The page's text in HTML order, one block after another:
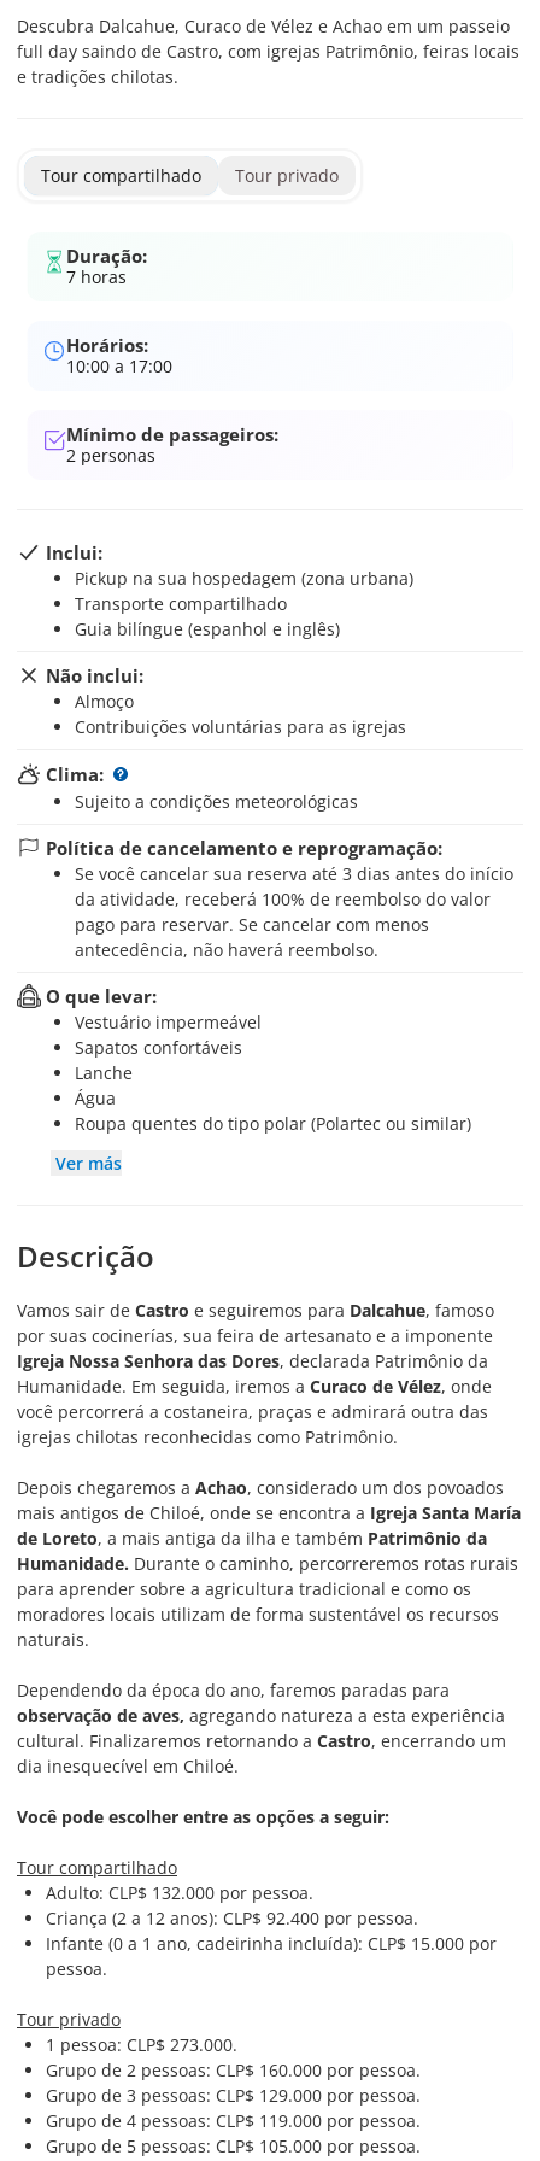
Descubra Dalcahue, Curaco de Vélez e Achao em um passeio
full day saindo de Castro, com igrejas Patrimônio, feiras locais
e tradições chilotas.
Tour compartilhado Tour privado
Duração:
7 horas
Horários:
10:00 a 17:00
Mínimo de passageiros:
2 personas
Inclui:
Pickup na sua hospedagem (zona urbana)
Transporte compartilhado
Guia bilíngue (espanhol e inglês)
Não inclui:
Almoço
Contribuições voluntárias para as igrejas
Clima:
Sujeito a condições meteorológicas
Política de cancelamento e reprogramação:
Se você cancelar sua reserva até 3 dias antes do início
da atividade, receberá 100% de reembolso do valor
pago para reservar. Se cancelar com menos
antecedência, não haverá reembolso.
O que levar:
Vestuário impermeável
Sapatos confortáveis
Lanche
Água
Roupa quentes do tipo polar (Polartec ou similar)
Ver más
Descrição
Vamos sair de Castro e seguiremos para Dalcahue, famoso
por suas cocinerías, sua feira de artesanato e a imponente
Igreja Nossa Senhora das Dores, declarada Patrimônio da
Humanidade. Em seguida, iremos a Curaco de Vélez, onde
você percorrerá a costaneira, praças e admirará outra das
igrejas chilotas reconhecidas como Patrimônio.
Depois chegaremos a Achao, considerado um dos povoados
mais antigos de Chiloé, onde se encontra a Igreja Santa María
de Loreto, a mais antiga da ilha e também Patrimônio da
Humanidade. Durante o caminho, percorreremos rotas rurais
para aprender sobre a agricultura tradicional e como os
moradores locais utilizam de forma sustentável os recursos
naturais.
Dependendo da época do ano, faremos paradas para
observação de aves, agregando natureza a esta experiência
cultural. Finalizaremos retornando a Castro, encerrando um
dia inesquecível em Chiloé.
Você pode escolher entre as opções a seguir:
Tour compartilhado
Adulto: CLP$ 132.000 por pessoa.
Criança (2 a 12 anos): CLP$ 92.400 por pessoa.
Infante (0 a 1 ano, cadeirinha incluída): CLP$ 15.000 por
pessoa.
Tour privado
1 pessoa: CLP$ 273.000.
Grupo de 2 pessoas: CLP$ 160.000 por pessoa.
Grupo de 3 pessoas: CLP$ 129.000 por pessoa.
Grupo de 4 pessoas: CLP$ 119.000 por pessoa.
Grupo de 5 pessoas: CLP$ 105.000 por pessoa.